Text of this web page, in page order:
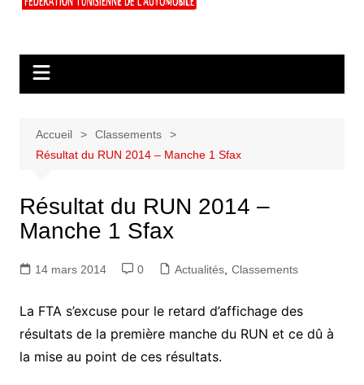
Accueil
Classements
Résultat du RUN 2014 – Manche 1 Sfax
Résultat du RUN 2014 –
Manche 1 Sfax
14 mars 2014 0 Actualités, Classements
La FTA s’excuse pour le retard d’affichage des
résultats de la première manche du RUN et ce dû à
la mise au point de ces résultats.